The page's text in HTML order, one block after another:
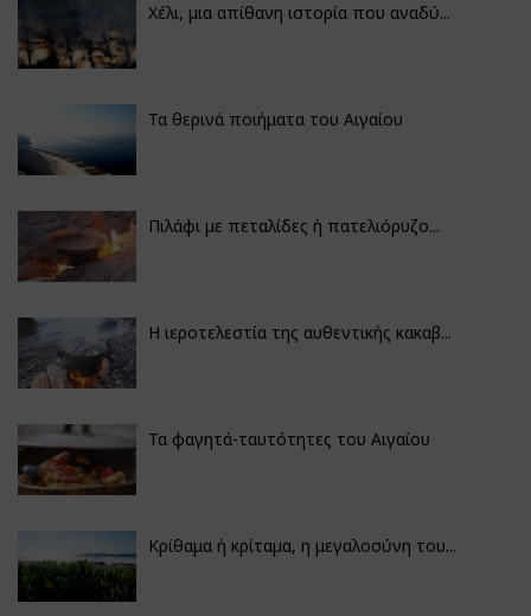
Χέλι, μια απίθανη ιστορία που αναδύ...
Τα θερινά ποιήματα του Αιγαίου
Πιλάφι με πεταλίδες ή πατελιόρυζο...
Η ιεροτελεστία της αυθεντικής κακαβ...
Τα φαγητά-ταυτότητες του Αιγαίου
Κρίθαμα ή κρίταμα, η μεγαλοσύνη του...